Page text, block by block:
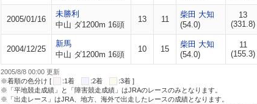
2005/01/16
未勝利
中山 ダ1200m 16頭
13 11
柴田 大知
(54.0)
13
(331.8)
2004/12/25
新馬
中山 ダ1200m 16頭
10 15
柴田 大知
(54.0)
11
(155.3)
2005/8/8 00:00 更新
※着順の色分け [
:1着 :2着
:3着 ]
※「平地競走成績」と「障害競走成績」はJRAのレースのみとなります。
※「出走レース」はJRA、地方、海外で出走したレースの成績となります。